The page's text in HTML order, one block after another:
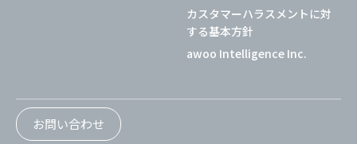
カスタマーハラスメントに対
する基本方針
awoo Intelligence Inc.
お問い合わせ